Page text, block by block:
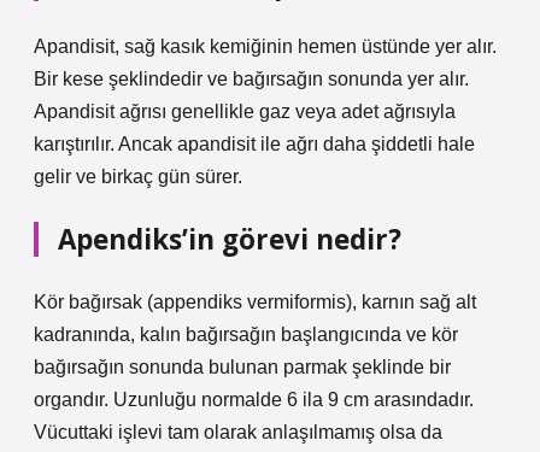
Apandisit, sağ kasık kemiğinin hemen üstünde yer alır.
Bir kese şeklindedir ve bağırsağın sonunda yer alır.
Apandisit ağrısı genellikle gaz veya adet ağrısıyla
karıştırılır. Ancak apandisit ile ağrı daha şiddetli hale
gelir ve birkaç gün sürer.
Apendiks’in görevi nedir?
Kör bağırsak (appendiks vermiformis), karnın sağ alt
kadranında, kalın bağırsağın başlangıcında ve kör
bağırsağın sonunda bulunan parmak şeklinde bir
organdır. Uzunluğu normalde 6 ila 9 cm arasındadır.
Vücuttaki işlevi tam olarak anlaşılmamış olsa da